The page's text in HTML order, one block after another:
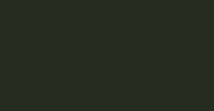
ΥΠ.ΠΡΟ.ΠΟ.: « Προσωρινές
τον 7ο Λαϊκό Αγώνα Δρόμου
ΥΠΕΘΑ: Διενέργεια